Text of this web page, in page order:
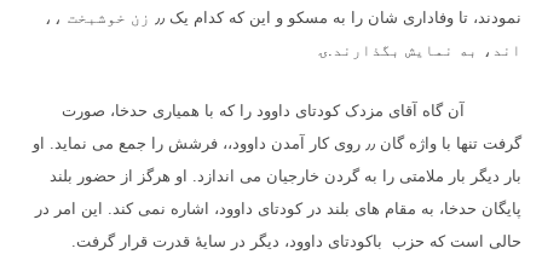
نمودند، تا وفاداری شان را به مسکو و این که کدام یک ٫٫ زن خوشبخت ،،
اند، به نمایش بگذارند.ۍ
آن گاه آقای مزدک کودتای داوود را که با همیاری حدخا، صورت
گرفت تنها با واژه گان ٫٫ روی کار آمدن داوود،، فرشش را جمع می نماید. او
بار دیگر بار ملامتی را به گردن خارجیان می اندازد. او هرگز از حضور بلند
پایگان حدخا، به مقام های بلند در کودتای داوود، اشاره نمی کند. این امر در
حالی است که حزب باکودتای داوود، دیگر در سایهٔ قدرت قرار گرفت.